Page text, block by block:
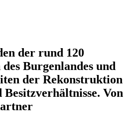
der rund 120
Burgenlandes und
der Rekonstruktion
Von